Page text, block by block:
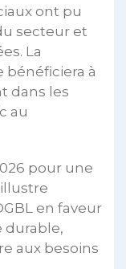
ont pu
secteur et
La
à
dans les
au
pour une
en faveur
durable,
aux besoins